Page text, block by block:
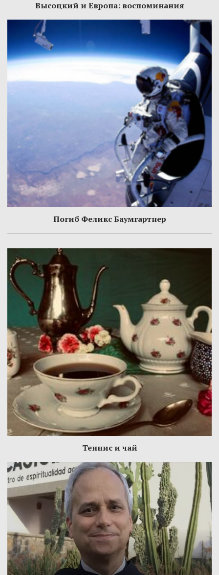
Высоцкий и Европа: воспоминания
Погиб Феликс Баумгартнер
Теннис и чай